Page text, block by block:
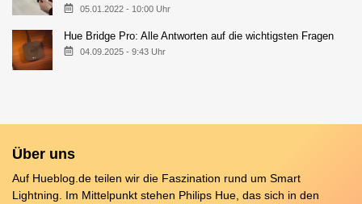
05.01.2022 - 10:00 Uhr
Hue Bridge Pro: Alle Antworten auf die wichtigsten Fragen
04.09.2025 - 9:43 Uhr
Über uns
Auf Hueblog.de teilen wir die Faszination rund um Smart
Lightning. Im Mittelpunkt stehen Philips Hue, das sich in den